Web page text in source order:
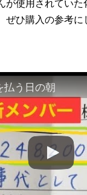
が使用されていた
ぜひ購入の参考に
払う日の朝